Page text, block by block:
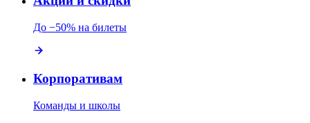
До −50% на билеты
Корпоративам
Команды и школы